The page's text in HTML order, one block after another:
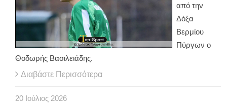
από την
Δόξα
Βερμίου
Πύργων ο
Θοδωρής Βασιλειάδης.
Διαβάστε Περισσότερα
20 Ιούλιος 2026